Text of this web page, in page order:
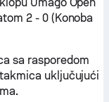
2 - 0 (Konoba
sa rasporedom
uključujući